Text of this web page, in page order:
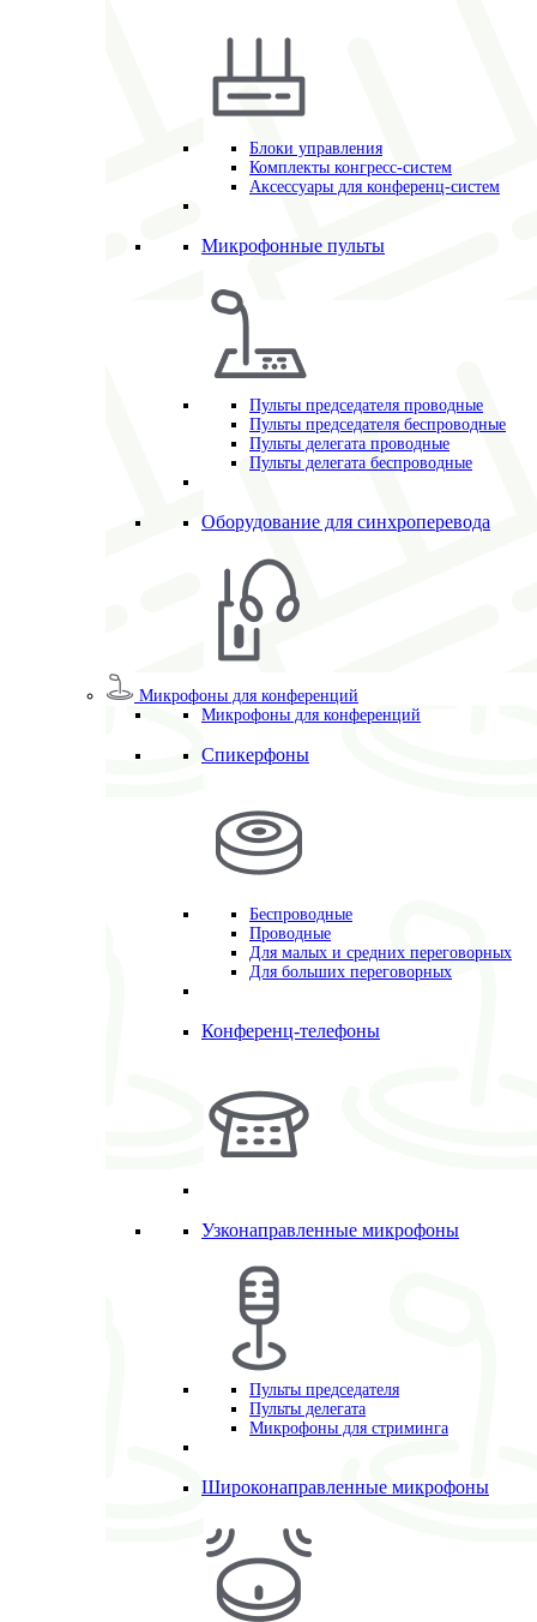
Блоки управления
Комплекты конгресс-систем
Аксессуары для конференц-систем
Микрофонные пульты
Пульты председателя проводные
Пульты председателя беспроводные
Пульты делегата проводные
Пульты делегата беспроводные
Оборудование для синхроперевода
Микрофоны для конференций
Микрофоны для конференций
Спикерфоны
Беспроводные
Проводные
Для малых и средних переговорных
Для больших переговорных
Конференц-телефоны
Узконаправленные микрофоны
Пульты председателя
Пульты делегата
Микрофоны для стриминга
Широконаправленные микрофоны